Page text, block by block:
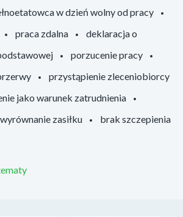
w dzień wolny od pracy
praca zdalna
deklaracja o
porzucenie pracy
przystąpienie zleceniobiorcy
jako warunek zatrudnienia
wyrównanie zasiłku
brak szczepienia